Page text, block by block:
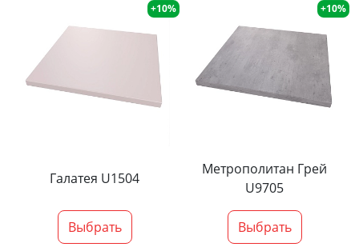
+10%
Галатея U1504
Выбрать
+10%
Метрополитан Грей
U9705
Выбрать